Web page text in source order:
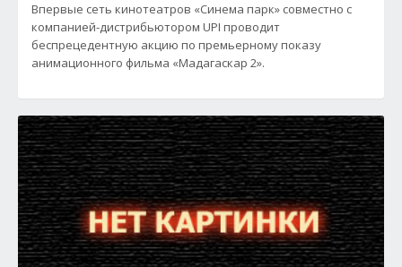
Впервые сеть кинотеатров «Синема парк» совместно с
компанией-дистрибьютором UPI проводит
беспрецедентную акцию по премьерному показу
анимационного фильма «Мадагаскар 2».